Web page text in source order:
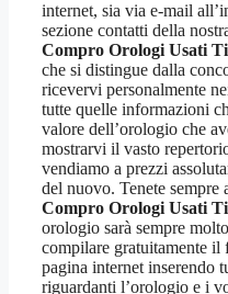
internet, sia via e-mail
sezione contatti della
Compro Orologi Usati
che si distingue dalla
ricevervi personalmente
tutte quelle informazioni
valore dell’orologio che
mostrarvi il vasto
vendiamo a prezzi
del nuovo. Tenete sempre
Compro Orologi Usati
orologio sarà sempre
compilare gratuitamente il
pagina internet inserendo
riguardanti l’orologio e i